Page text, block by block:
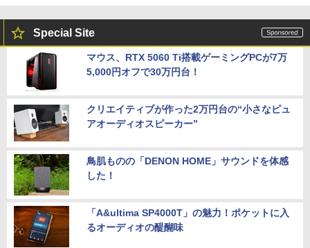
Special Site
マウス、RTX 5060 Ti搭載ゲーミングPCが7万
5,000円オフで30万円台！
クリエイティブが作った2万円台の“小さなピュ
アオーディオスピーカー”
鳥肌ものの「DENON HOME」サウンドを体感
した！
「A&ultima SP4000T」の魅力！ポケットに入
るオーディオの醍醐味